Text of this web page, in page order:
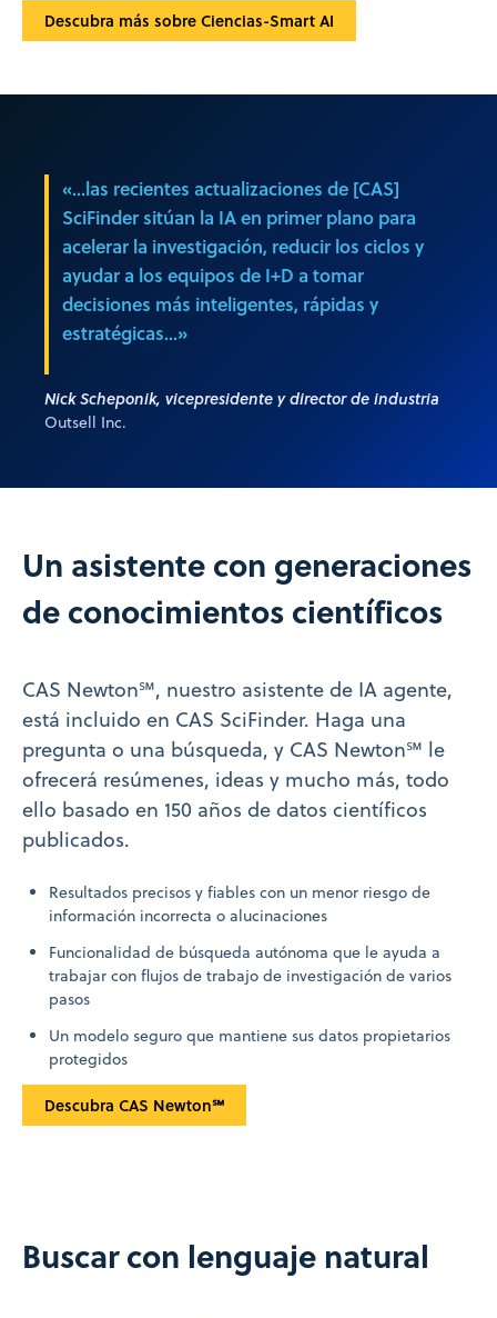
Descubra más sobre Ciencias-Smart AI
«...las recientes actualizaciones de [CAS]
SciFinder sitúan la IA en primer plano para
acelerar la investigación, reducir los ciclos y
ayudar a los equipos de I+D a tomar
decisiones más inteligentes, rápidas y
estratégicas...»
Nick Scheponik, vicepresidente y director de industria
Outsell Inc.
Un asistente con generaciones
de conocimientos científicos
CAS Newton℠, nuestro asistente de IA agente,
está incluido en CAS SciFinder. Haga una
pregunta o una búsqueda, y CAS Newton℠ le
ofrecerá resúmenes, ideas y mucho más, todo
ello basado en 150 años de datos científicos
publicados.
Resultados precisos y fiables con un menor riesgo de
información incorrecta o alucinaciones
Funcionalidad de búsqueda autónoma que le ayuda a
trabajar con flujos de trabajo de investigación de varios
pasos
Un modelo seguro que mantiene sus datos propietarios
protegidos
Descubra CAS Newton℠
Buscar con lenguaje natural